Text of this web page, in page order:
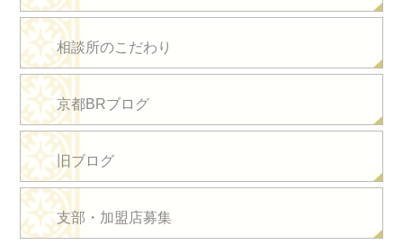
相談所のこだわり
京都BRブログ
旧ブログ
支部・加盟店募集